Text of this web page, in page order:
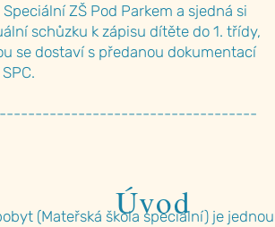
Úvod
ZŠ Pod Parkem a sjedná si
schůzku k zápisu dítěte do 1. třídy,
se dostaví s předanou dokumentací
(Mateřská škola speciální) je jednou